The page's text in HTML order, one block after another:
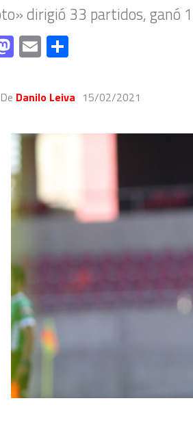
dirigió 33 partidos, ganó
Mastodon
Email
De Danilo Leiva 15/02/2021